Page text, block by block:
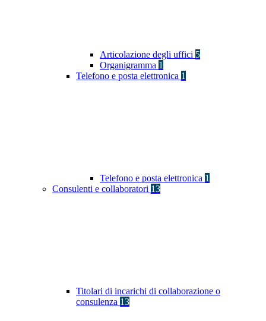
Articolazione degli uffici 5
Organigramma 1
Telefono e posta elettronica 1
Telefono e posta elettronica 1
Consulenti e collaboratori 13
Titolari di incarichi di collaborazione o
consulenza 13